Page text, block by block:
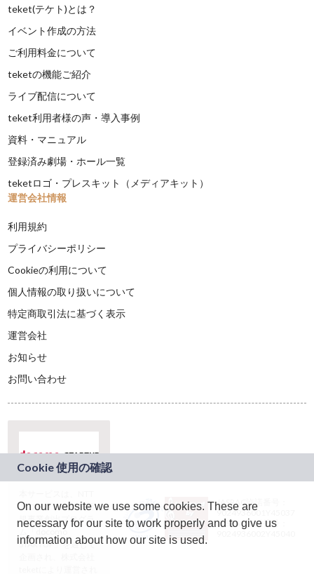
teket(テケト)とは？
イベント作成の方法
ご利用料金について
teketの機能ご紹介
ライブ配信について
teket利用者様の声・導入事例
資料・マニュアル
登録済み劇場・ホール一覧
teketロゴ・プレスキット（メディアキット）
運営会社情報
利用規約
プライバシーポリシー
Cookieの利用について
個人情報の取り扱いについて
特定商取引法に基づく表示
運営会社
お知らせ
お問い合わせ
ドコモグループの新
規事業創出プログラ
ム「docomo
STARTUP」を通じて
JASRAC許諾番号：
9024936001Y45037
JASRAC許諾番号：
On our website we use some cookies. These are
necessary for our site to work properly and to give us
information about how our site is used.